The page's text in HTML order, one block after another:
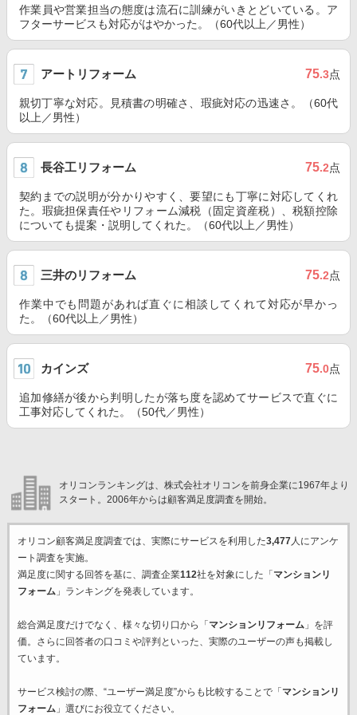
作業員や営業担当の態度は流石に訓練がいきとどいている。ア
フターサービスも対応がはやかった。（60代以上／男性）
アートリフォーム 75.3点
親切丁寧な対応。見積書の明確さ、瑕疵対応の迅速さ。（60代
以上／男性）
長谷工リフォーム 75.2点
契約までの説明が分かりやすく、要望にも丁寧に対応してくれ
た。瑕疵担保責任やリフォーム減税（固定資産税）、税額控除
についても提案・説明してくれた。（60代以上／男性）
三井のリフォーム 75.2点
作業中でも問題があれば直ぐに相談してくれて対応が早かっ
た。（60代以上／男性）
カインズ 75.0点
追加修繕が後から判明したが落ち度を認めてサービスで直ぐに
工事対応してくれた。（50代／男性）
オリコンランキングは、株式会社オリコンを前身企業に1967年より
スタート。2006年からは顧客満足度調査を開始。
オリコン顧客満足度調査では、実際にサービスを利用した3,477人にアンケ
ート調査を実施。
満足度に関する回答を基に、調査企業112社を対象にした「 マンションリ
フォーム」ランキングを発表しています。
総合満足度だけでなく、様々な切り口から「 マンションリフォーム」を評
価。さらに回答者の口コミや評判といった、実際のユーザーの声も掲載し
ています。
サービス検討の際、“ユーザー満足度”からも比較することで「 マンションリ
フォーム」選びにお役立てください。